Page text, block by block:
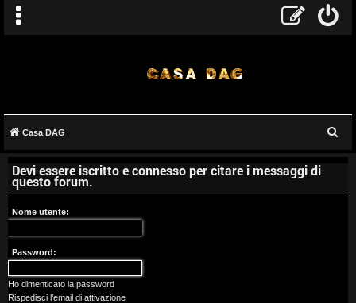
r
g
o
m
e
Casa DAG
Devi essere iscritto e connesso per citare i messaggi di
questo forum.
Nome utente:
Password:
Ho dimenticato la password
Rispedisci l’email di attivazione